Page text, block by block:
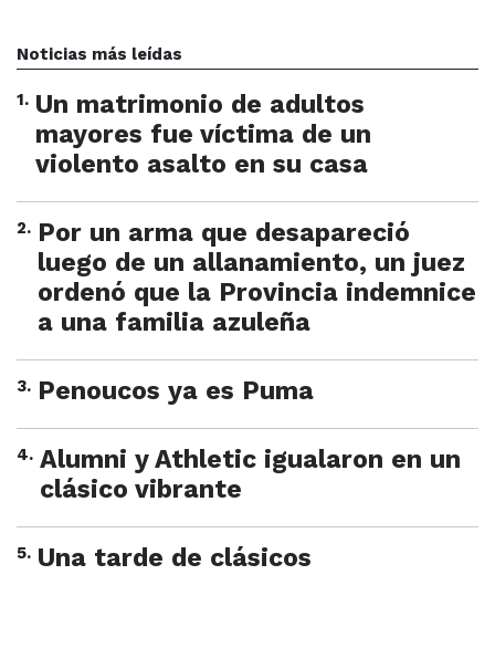
Noticias más leídas
1. Un matrimonio de adultos
mayores fue víctima de un
violento asalto en su casa
2. Por un arma que desapareció
luego de un allanamiento, un juez
ordenó que la Provincia indemnice
a una familia azuleña
3. Penoucos ya es Puma
4. Alumni y Athletic igualaron en un
clásico vibrante
5. Una tarde de clásicos